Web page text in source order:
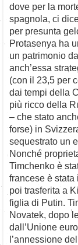
dove per la
spagnola, ci
per presunta
Protasenya ha
un patrimonio
anch’essa
(con il 23,5 per
dai tempi della
più ricco della
– che stato
forse) in
sequestrato un
Nonché
Timchenko è
francese è stata
poi trasferita a
figlia di Putin.
Novatek, dopo
dall’Unione
l’annessione